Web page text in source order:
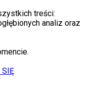
treści:
analiz oraz